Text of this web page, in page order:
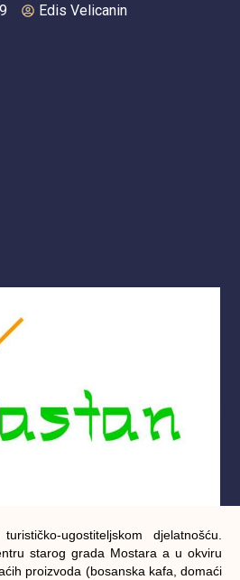
Edis Velicanin
ugostiteljskom djelatnošću.
starog grada Mostara a u okviru
proizvoda (bosanska kafa, domaći